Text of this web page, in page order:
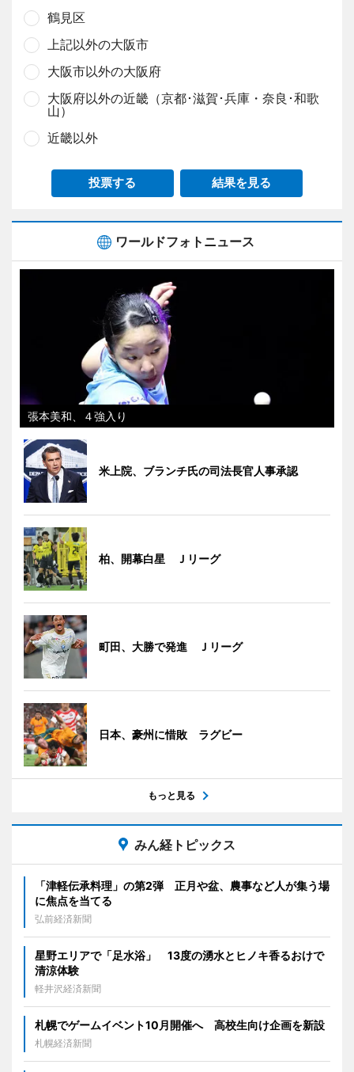
鶴見区
上記以外の大阪市
大阪市以外の大阪府
大阪府以外の近畿（京都･滋賀･兵庫・奈良･和歌
山）
近畿以外
投票する 結果を見る
ワールドフォトニュース
張本美和、４強入り
米上院、ブランチ氏の司法長官人事承認
柏、開幕白星 Ｊリーグ
町田、大勝で発進 Ｊリーグ
日本、豪州に惜敗 ラグビー
もっと見る
みん経トピックス
「津軽伝承料理」の第2弾 正月や盆、農事など人が集う場
に焦点を当てる
弘前経済新聞
星野エリアで「足水浴」 13度の湧水とヒノキ香るおけで
清涼体験
軽井沢経済新聞
札幌でゲームイベント10月開催へ 高校生向け企画を新設
札幌経済新聞